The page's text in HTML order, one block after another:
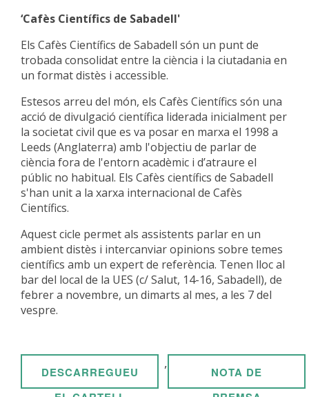
‘Cafès Científics de Sabadell'
Els Cafès Científics de Sabadell són un punt de
trobada consolidat entre la ciència i la ciutadania en
un format distès i accessible.
Estesos arreu del món, els Cafès Científics són una
acció de divulgació científica liderada inicialment per
la societat civil que es va posar en marxa el 1998 a
Leeds (Anglaterra) amb l'objectiu de parlar de
ciència fora de l'entorn acadèmic i d’atraure el
públic no habitual. Els Cafès científics de Sabadell
s'han unit a la xarxa internacional de Cafès
Científics.
Aquest cicle permet als assistents parlar en un
ambient distès i intercanviar opinions sobre temes
científics amb un expert de referència. Tenen lloc al
bar del local de la UES (c/ Salut, 14-16, Sabadell), de
febrer a novembre, un dimarts al mes, a les 7 del
vespre.
DESCARREGUEU
,
NOTA DE